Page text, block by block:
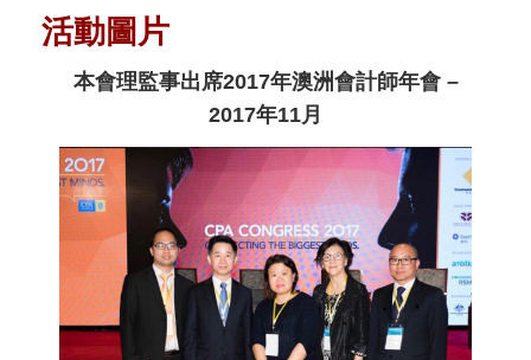
活動圖片
本會理監事出席2017年澳洲會計師年會 –
2017年11月